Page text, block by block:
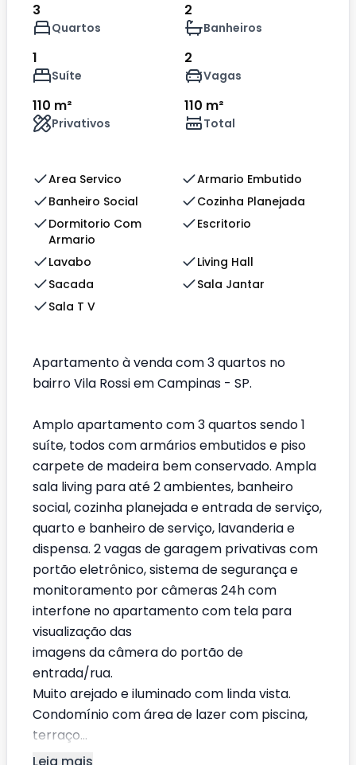
3
Quartos
2
Banheiros
1
Suíte
2
Vagas
110 m²
Privativos
110 m²
Total
Area Servico
Armario Embutido
Banheiro Social
Cozinha Planejada
Dormitorio Com
Armario
Escritorio
Lavabo
Living Hall
Sacada
Sala Jantar
Sala T V
Apartamento à venda com 3 quartos no
bairro Vila Rossi em Campinas - SP.
Amplo apartamento com 3 quartos sendo 1
suíte, todos com armários embutidos e piso
carpete de madeira bem conservado. Ampla
sala living para até 2 ambientes, banheiro
social, cozinha planejada e entrada de serviço,
quarto e banheiro de serviço, lavanderia e
dispensa. 2 vagas de garagem privativas com
portão eletrônico, sistema de segurança e
monitoramento por câmeras 24h com
interfone no apartamento com tela para
visualização das
imagens da câmera do portão de
entrada/rua.
Muito arejado e iluminado com linda vista.
Condomínio com área de lazer com piscina,
terraço...